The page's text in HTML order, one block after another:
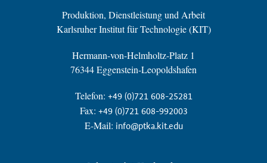
Produktion, Dienstleistung und Arbeit
Karlsruher Institut für Technologie (KIT)
Hermann-von-Helmholtz-Platz 1
76344 Eggenstein-Leopoldshafen
Telefon: +49 (0)721 608-25281
Fax: +49 (0)721 608-992003
E-Mail: info@ptka.kit.edu